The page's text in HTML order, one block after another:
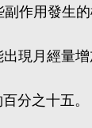
作用發生
現月經量增
分之十五。